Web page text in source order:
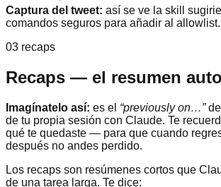
Captura del tweet: así se ve la skill
comandos seguros para añadir al allowlist.
03 recaps
Recaps — el resumen
Imagínatelo así: es el “previously on…”de
de tu propia sesión con Claude. Te
qué te quedaste — para que cuando
después no andes perdido.
Los recaps son resúmenes cortos que
de una tarea larga. Te dice: